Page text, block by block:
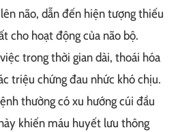
não, dẫn đến hiện tượng thiếu
cho hoạt động của não bộ.
trong thời gian dài, thoái hóa
triệu chứng đau nhức khó chịu.
thường có xu hướng cúi đầu
khiến máu huyết lưu thông